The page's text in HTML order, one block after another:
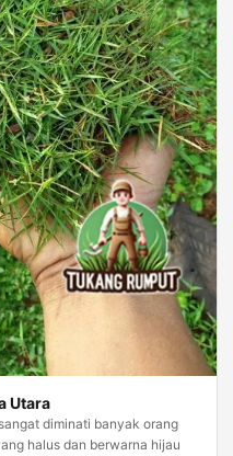
Utara
diminati banyak orang
halus dan berwarna hijau